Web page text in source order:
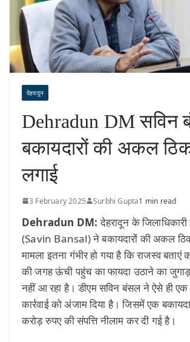
देहरादून
Dehradun DM सविन
बकायदारों की अकल
लगाई
3 February 2025 Surbhi Gupta1 min read
Dehradun DM: देहरादून के
(Savin Bansal) ने बकायदारों की अकल
मामला इतना गंभीर हो गया है कि राजस्व
की जगह ऊंची पहुंच का फायदा उठाने का
नहीं आ रहा है। डीएम सविन बंसल ने ऐसे ही
कार्रवाई को अंजाम दिया है। जिसमें एक
करोड़ रुपए की संपत्ति नीलाम कर दी गई है।